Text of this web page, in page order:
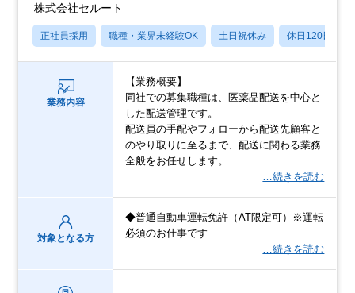
株式会社セルート
正社員採用 職種・業界未経験OK 土日祝休み 休日120日以上
業務内容
【業務概要】
同社での募集職種は、医薬品配送を中心と
した配送管理です。
配送員の手配やフォローから配送先顧客と
のやり取りに至るまで、配送に関わる業務
全般をお任せします。
…続きを読む
対象となる方
◆普通自動車運転免許（AT限定可）※運転
必須のお仕事です
…続きを読む